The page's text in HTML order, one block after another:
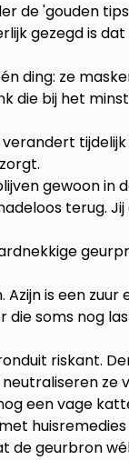
de 'gouden
gezegd is
ding: ze
die bij het
verandert
gewoon
terug.
is een
soms nog
riskant.
ze
een vage
geurbron